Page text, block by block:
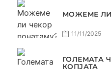
МОЖЕМЕ
11/11/2025
ГОЛЕМАТА
КОПЈАТА